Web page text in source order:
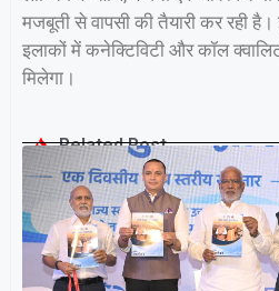
मजबूती से वापसी की तैयारी कर रही
इलाकों में कनेक्टिविटी और कॉल
मिलेगा।
Related Post